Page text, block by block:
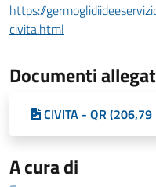
https://
civita.html
Documenti
CIVITA - QR (206,79
A cura di